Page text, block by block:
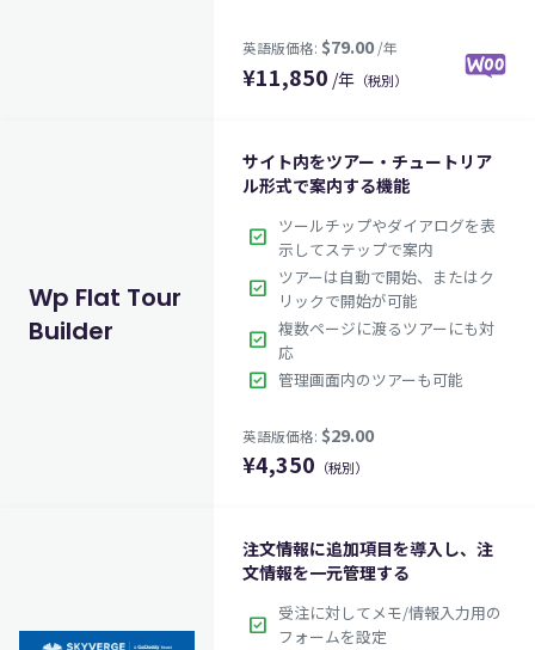
英語版価格: $49.00
英語版価格:$79.00
¥11,850 /年 （税別）
Wp Flat Tour
Builder
サイト内をツアー・チュートリア
ル形式で案内する機能
check_box ツールチップやダイアログを表
示してステップで案内
check_box ツアーは自動で開始、またはク
リックで開始が可能
check_box 複数ページに渡るツアーにも対
応
check_box 管理画面内のツアーも可能
¥4,350 （税別）
注文情報に追加項目を導入し、注
文情報を一元管理する
check_box 受注に対してメモ/情報入力用の
フォームを設定